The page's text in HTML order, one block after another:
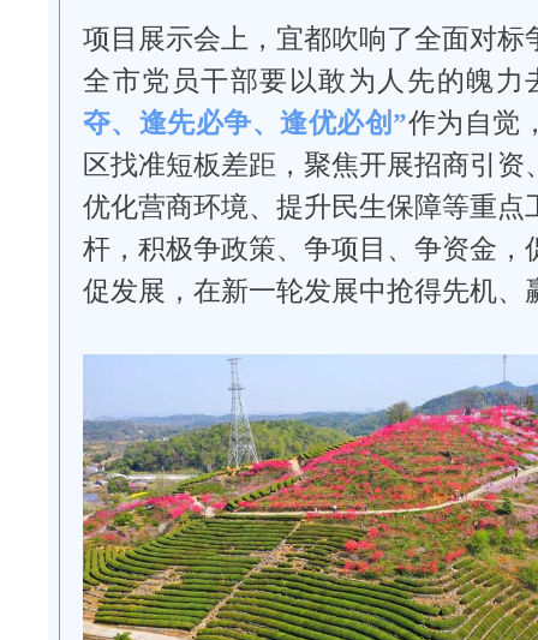
项目展示会上，宜都吹响了全面对标
全市党员干部要以敢为人先的魄力
夺、逢先必争、逢优必创”作为自觉
区找准短板差距，聚焦开展招商引资
优化营商环境、提升民生保障等重点
杆，积极争政策、争项目、争资金，
促发展，在新一轮发展中抢得先机、